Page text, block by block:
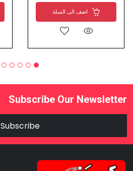
اضف الى السلة
Subscribe Our Newsletter
Subscribe